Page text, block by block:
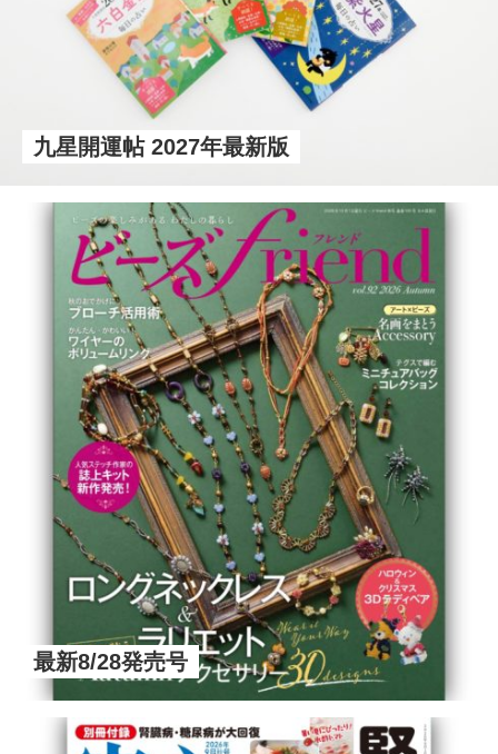
九星開運帖 2027年最新版
最新8/28発売号